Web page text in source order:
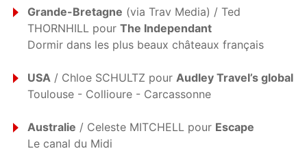
Grande-Bretagne (via Trav Media) / Ted
THORNHILL pour The Independant
Dormir dans les plus beaux châteaux français
USA / Chloe SCHULTZ pour Audley Travel’s global
Toulouse - Collioure - Carcassonne
Australie / Celeste MITCHELL pour Escape
Le canal du Midi